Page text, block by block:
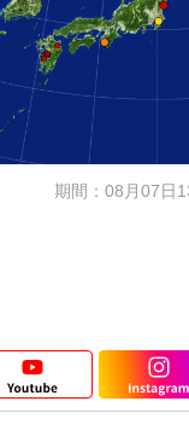
期間：08月07日